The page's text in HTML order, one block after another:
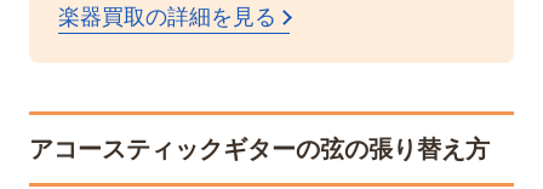
楽器買取の詳細を見る
アコースティックギターの弦の張り替え方